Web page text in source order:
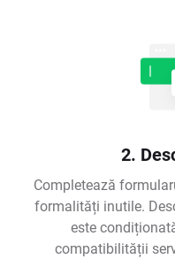
2.
Completează
formalități inutile.
este
compatibilității